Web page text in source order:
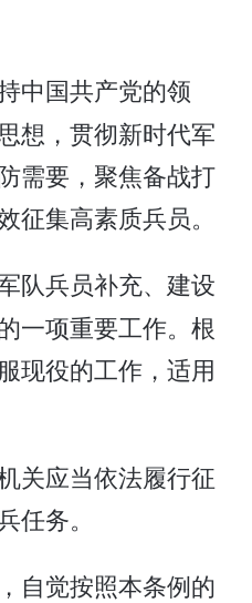
中国共产党的领
想，贯彻新时代军
需要，聚焦备战打
征集高素质兵员。
队兵员补充、建设
一项重要工作。根
现役的工作，适用
关应当依法履行征
任务。
自觉按照本条例的